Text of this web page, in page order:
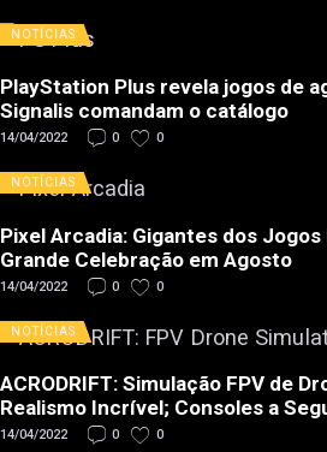
NOTÍCIAS
PlayStation Plus revela jogos de
Signalis comandam o catálogo
14/04/2022 0 0
NOTÍCIAS
Pixel Arcadia: Gigantes dos
Grande Celebração em Agosto
14/04/2022 0 0
NOTÍCIAS
ACRODRIFT: Simulação FPV de
Realismo Incrível; Consoles a
14/04/2022 0 0